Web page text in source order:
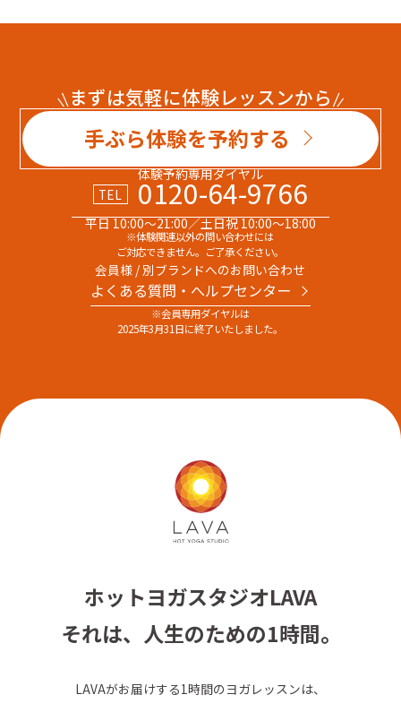
まずは気軽に体験レッスンから
手ぶら体験を予約する
体験予約専用ダイヤル
TEL
0120-64-9766
平日 10:00～21:00／土日祝 10:00～18:00
※体験関連以外の問い合わせには
ご対応できません。ご了承ください。
会員様 / 別ブランドへのお問い合わせ
よくある質問・へルプセンター
※会員専用ダイヤルは
2025年3月31日に終了いたしました。
ホットヨガスタジオLAVA
それは、人生のための1時間。
LAVAがお届けする1時間のヨガレッスンは、